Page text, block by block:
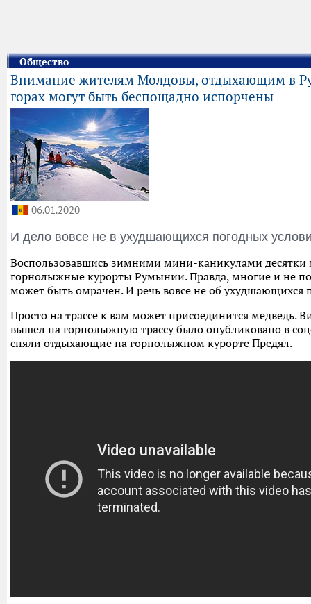
Общество
Внимание жителям Молдовы, отдыхающим в
горах могут быть беспощадно испорчены
06.01.2020
И дело вовсе не в ухудшающихся погодных
Воспользовавшись зимними мини-каникулами десятки
горнолыжные курорты Румынии. Правда, многие и не
может быть омрачен. И речь вовсе не об ухудшающихся
Просто на трассе к вам может присоединится медведь.
вышел на горнолыжную трассу было опубликовано в
сняли отдыхающие на горнолыжном курорте Предял.